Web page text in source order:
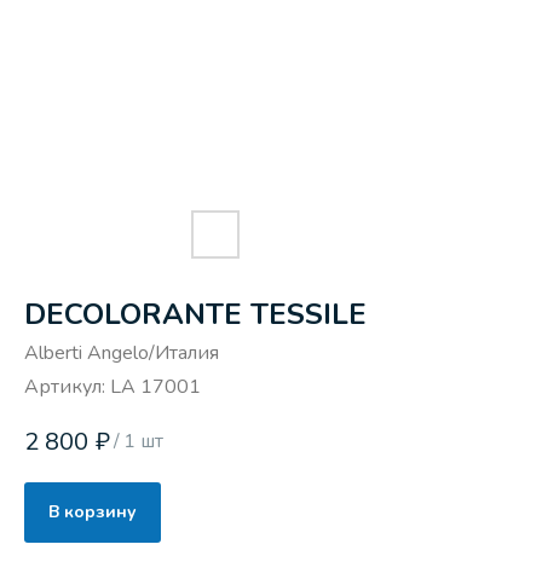
DECOLORANTE TESSILE
Alberti Angelo/Италия
Артикул: LA 17001
2 800 ₽/ 1 шт
В корзину